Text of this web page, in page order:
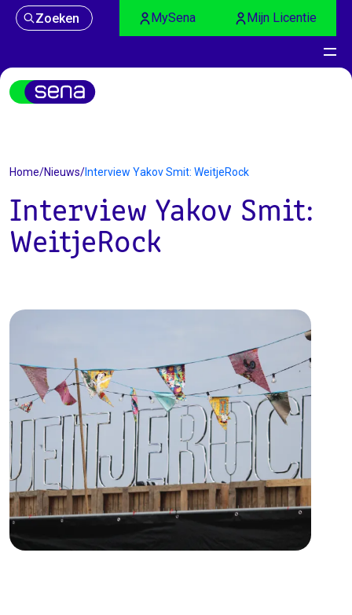
Zoeken MySena Mijn Licentie
Home/Nieuws/Interview Yakov Smit: WeitjeRock
Interview Yakov Smit:
WeitjeRock